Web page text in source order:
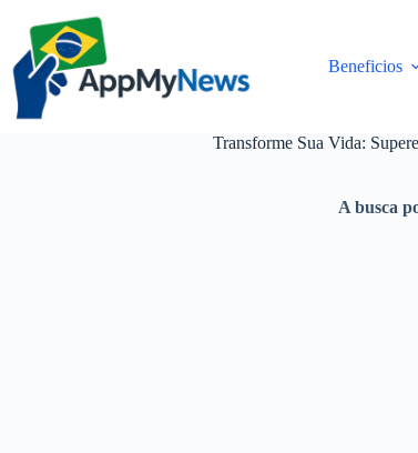
conteúdo
Beneficios
Transforme Sua Vida:
A busca